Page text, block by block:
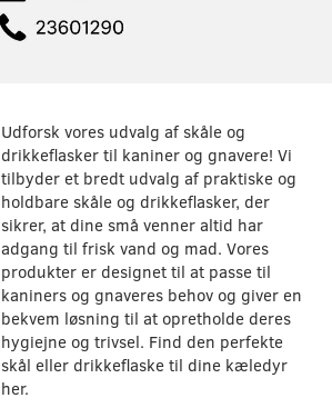
Udforsk vores udvalg af skåle og
drikkeflasker til kaniner og gnavere! Vi
tilbyder et bredt udvalg af praktiske og
holdbare skåle og drikkeflasker, der
sikrer, at dine små venner altid har
adgang til frisk vand og mad. Vores
produkter er designet til at passe til
kaniners og gnaveres behov og giver en
bekvem løsning til at opretholde deres
hygiejne og trivsel. Find den perfekte
skål eller drikkeflaske til dine kæledyr
her.